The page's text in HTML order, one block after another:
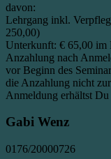
davon:
Lehrgang inkl.
250,00)
Unterkunft: € 65,00
Anzahlung nach
vor Beginn des
die Anzahlung nicht
Anmeldung erhältst
Gabi Wenz
0176/20000726